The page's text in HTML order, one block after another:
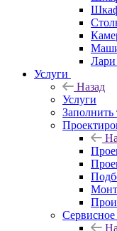
Лари
Услуги
Назад
Услуги
Заполнить